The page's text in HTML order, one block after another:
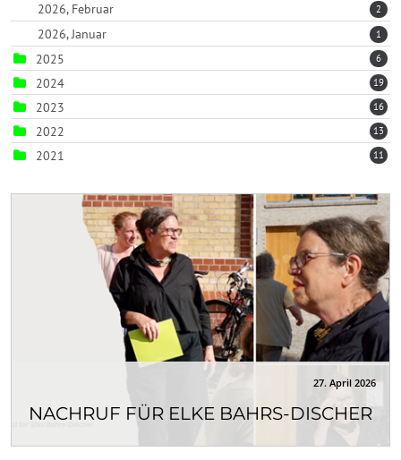
2026, Februar 2
2026, Januar 1
2025 6
2024 19
2023 16
2022 13
2021 11
27. April 2026
NACHRUF FÜR ELKE BAHRS-DISCHER
Wir trauern um unsere ehemalige Kollegin Elke